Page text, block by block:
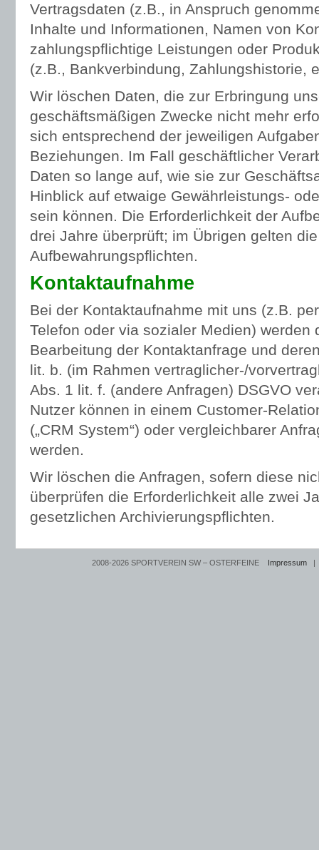
Vertragsdaten (z.B., in Anspruch
Inhalte und Informationen, Namen von
zahlungspflichtige Leistungen oder
(z.B., Bankverbindung, Zahlungshistorie,
Wir löschen Daten, die zur Erbringung
geschäftsmäßigen Zwecke nicht mehr
sich entsprechend der jeweiligen
Beziehungen. Im Fall geschäftlicher
Daten so lange auf, wie sie zur
Hinblick auf etwaige Gewährleistungs-
sein können. Die Erforderlichkeit der
drei Jahre überprüft; im Übrigen gelten
Aufbewahrungspflichten.
Kontaktaufnahme
Bei der Kontaktaufnahme mit uns (z.B.
Telefon oder via sozialer Medien) werden
Bearbeitung der Kontaktanfrage und
lit. b. (im Rahmen vertraglicher-/
Abs. 1 lit. f. (andere Anfragen) DSGVO
Nutzer können in einem Customer-
(„CRM System“) oder vergleichbarer
werden.
Wir löschen die Anfragen, sofern diese
überprüfen die Erforderlichkeit alle zwei
gesetzlichen Archivierungspflichten.
2008-2026 SPORTVEREIN SW – OSTERFEINE Impressum